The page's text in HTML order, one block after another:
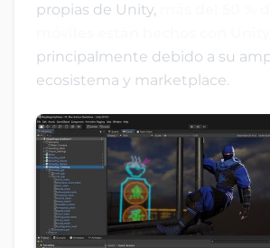
propias de Unity,
principalmente debido a su
ecosistema y marketplace.